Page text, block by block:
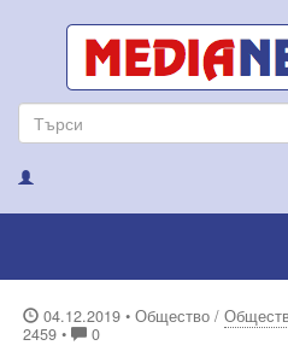
04.12.2019 • Общество /
2459 •
0